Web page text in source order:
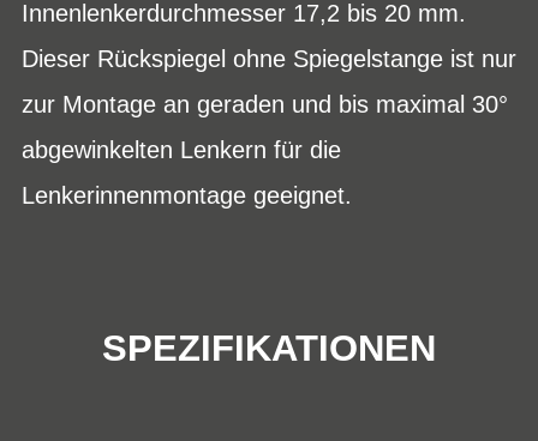
Innenlenkerdurchmesser 17,2 bis 20 mm.
Dieser Rückspiegel ohne Spiegelstange ist nur
zur Montage an geraden und bis maximal 30°
abgewinkelten Lenkern für die
Lenkerinnenmontage geeignet.
SPEZIFIKATIONEN